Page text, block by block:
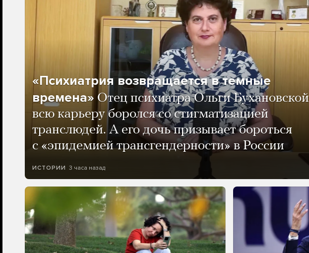
«Психиатрия возвращается в темные
времена» Отец психиатра Ольги Бухановской
всю карьеру боролся со стигматизацией
транслюдей. А его дочь призывает бороться
с «эпидемией трансгендерности» в России
ИСТОРИИ 3 часа назад